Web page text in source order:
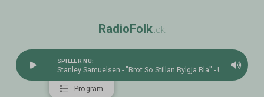
RadioFolk .dk
SPILLER NU:
Stanley Samuelsen - "Brot So Stillan Bylgja Bla" - Um Eg Kundi
Program